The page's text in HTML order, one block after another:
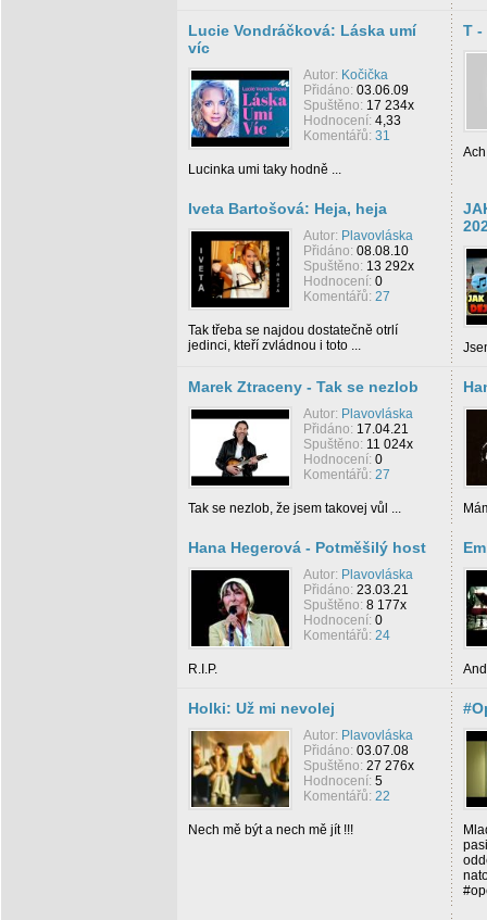
Lucie Vondráčková: Láska umí
víc
Autor: Kočička
Přidáno: 03.06.09
Spuštěno: 17 234x
Hodnocení: 4,33
Komentářů: 31
Lucinka umi taky hodně ...
T -
Iveta Bartošová: Heja, heja
Autor: Plavovláska
Přidáno: 08.08.10
Spuštěno: 13 292x
Hodnocení: 0
Komentářů: 27
Tak třeba se najdou dostatečně otrlí
jedinci, kteří zvládnou i toto ...
Marek Ztraceny - Tak se nezlob
Autor: Plavovláska
Přidáno: 17.04.21
Spuštěno: 11 024x
Hodnocení: 0
Komentářů: 27
Tak se nezlob, že jsem takovej vůl ...
Hana Hegerová - Potměšilý host
Autor: Plavovláska
Přidáno: 23.03.21
Spuštěno: 8 177x
Hodnocení: 0
Komentářů: 24
R.I.P.
Holki: Už mi nevolej
Autor: Plavovláska
Přidáno: 03.07.08
Spuštěno: 27 276x
Hodnocení: 5
Komentářů: 22
Nech mě být a nech mě jít !!!